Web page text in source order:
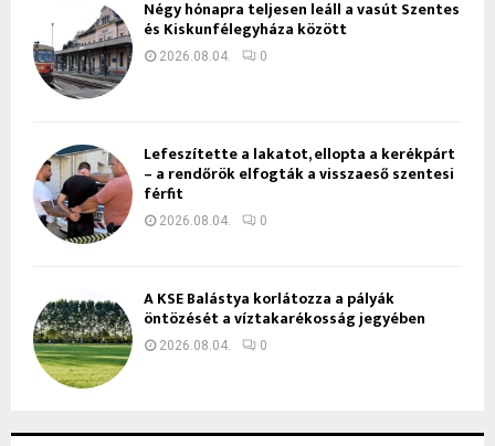
Négy hónapra teljesen leáll a vasút Szentes
és Kiskunfélegyháza között
2026.08.04. 0
Lefeszítette a lakatot, ellopta a kerékpárt
– a rendőrök elfogták a visszaeső szentesi
férfit
2026.08.04. 0
A KSE Balástya korlátozza a pályák
öntözését a víztakarékosság jegyében
2026.08.04. 0